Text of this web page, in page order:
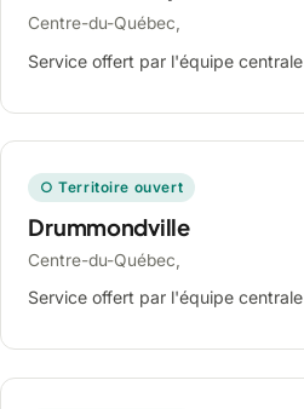
Centre-du-Québec,
Service offert par l'équipe
○ Territoire ouvert
Drummondville
Centre-du-Québec,
Service offert par l'équipe